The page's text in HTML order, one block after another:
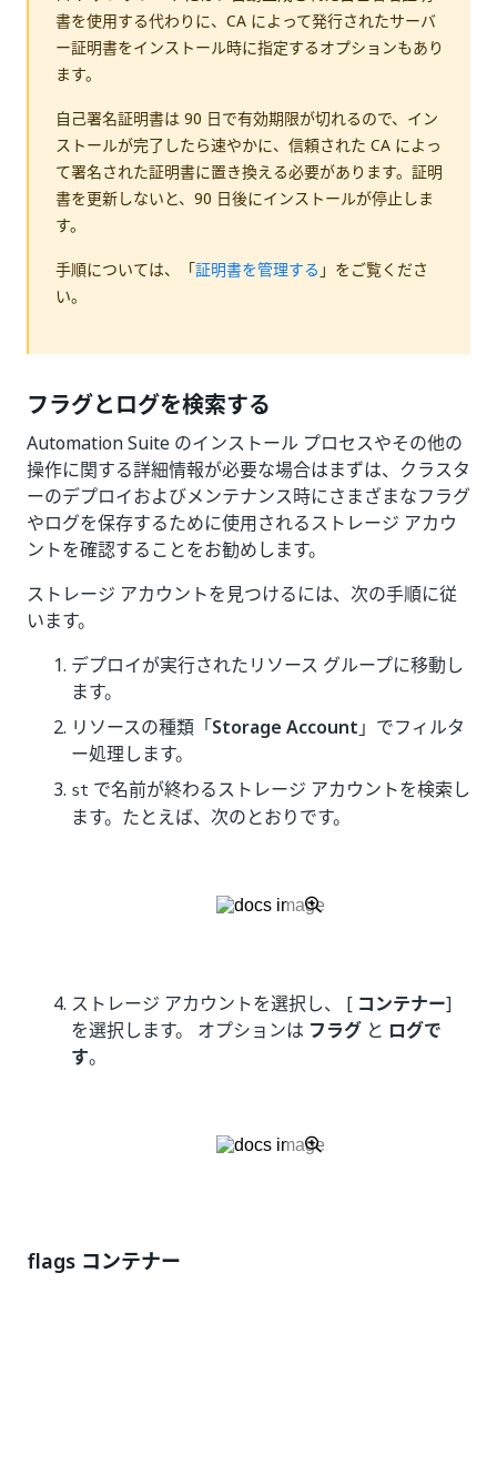
書を使用する代わりに、CA によって発行されたサーバ
ー証明書をインストール時に指定するオプションもあり
ます。
自己署名証明書は 90 日で有効期限が切れるので、イン
ストールが完了したら速やかに、信頼された CA によっ
て署名された証明書に置き換える必要があります。証明
書を更新しないと、90 日後にインストールが停止しま
す。
手順については、「証明書を管理する 」をご覧くださ
い。
フラグとログを検索する
Automation Suite のインストール プロセスやその他の
操作に関する詳細情報が必要な場合はまずは、クラスタ
ーのデプロイおよびメンテナンス時にさまざまなフラグ
やログを保存するために使用されるストレージ アカウ
ントを確認することをお勧めします。
ストレージ アカウントを見つけるには、次の手順に従
います。
デプロイが実行されたリソース グループに移動し
ます。
リソースの種類「Storage Account 」でフィルタ
ー処理します。
st で名前が終わるストレージ アカウントを検索し
ます。たとえば、次のとおりです。
ストレージ アカウントを選択し、 [ コンテナー]
を選択します。 オプションは フラグ と ログで
す。
flags コンテナー